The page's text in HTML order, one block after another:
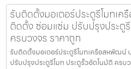
รับติดตั้งมอเตอร์ประตูรีโมทเ
ติดตั้ง ซ่อมแซ่ม ปรับปรุงประตู
ครบวงจร ราคาถูก
รับติดตั้งมอเตอร์ประตูรีโมทเครือสหพัฒน์
ปรับปรุงประตูรีโมท ประตูรั้วอัตโนมัติ ครบ